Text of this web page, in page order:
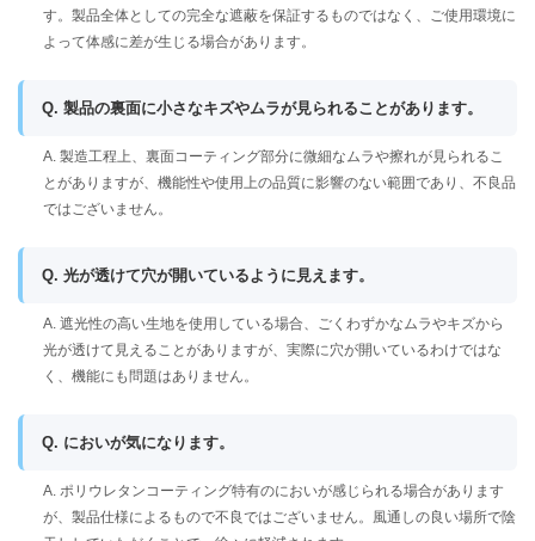
す。製品全体としての完全な遮蔽を保証するものではなく、ご使用環境に
よって体感に差が生じる場合があります。
Q. 製品の裏面に小さなキズやムラが見られることがあります。
A. 製造工程上、裏面コーティング部分に微細なムラや擦れが見られるこ
とがありますが、機能性や使用上の品質に影響のない範囲であり、不良品
ではございません。
Q. 光が透けて穴が開いているように見えます。
A. 遮光性の高い生地を使用している場合、ごくわずかなムラやキズから
光が透けて見えることがありますが、実際に穴が開いているわけではな
く、機能にも問題はありません。
Q. においが気になります。
A. ポリウレタンコーティング特有のにおいが感じられる場合があります
が、製品仕様によるもので不良ではございません。風通しの良い場所で陰